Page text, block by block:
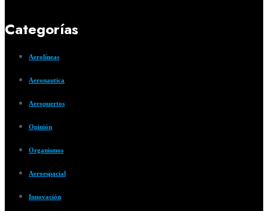
Categorías
Aerolíneas
Aeronautica
Aeropuertos
Opinión
Organismos
Aeroespacial
Innovación